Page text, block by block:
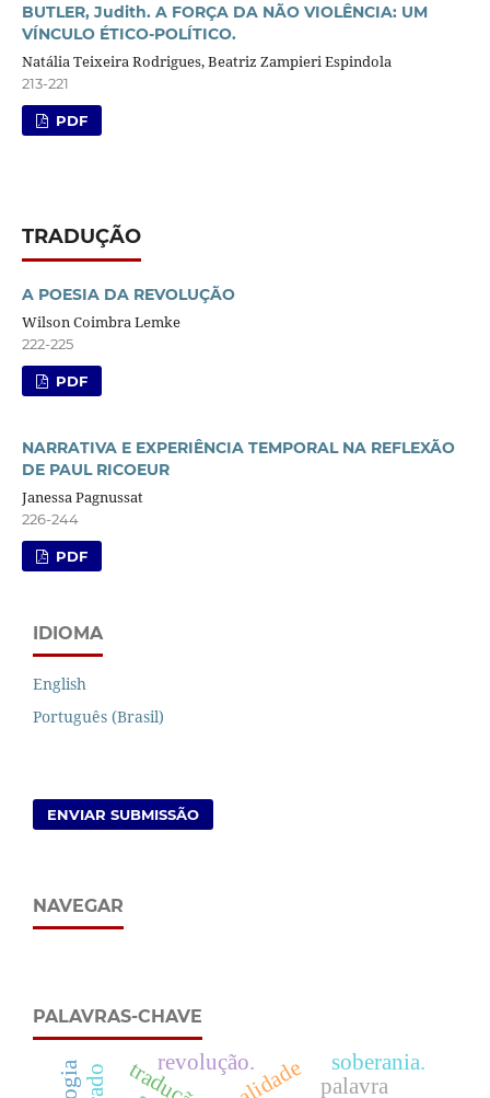
BUTLER, Judith. A FORÇA DA NÃO VIOLÊNCIA: UM
VÍNCULO ÉTICO-POLÍTICO.
Natália Teixeira Rodrigues, Beatriz Zampieri Espindola
213-221
PDF
TRADUÇÃO
A POESIA DA REVOLUÇÃO
Wilson Coimbra Lemke
222-225
PDF
NARRATIVA E EXPERIÊNCIA TEMPORAL NA REFLEXÃO
DE PAUL RICOEUR
Janessa Pagnussat
226-244
PDF
IDIOMA
English
Português (Brasil)
ENVIAR SUBMISSÃO
NAVEGAR
PALAVRAS-CHAVE
palavra
revolução. soberania.